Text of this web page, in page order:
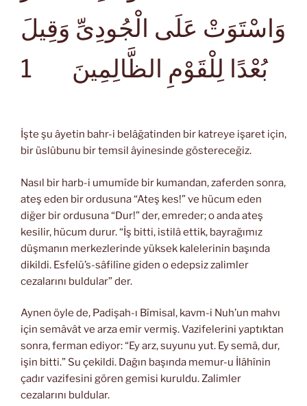
وَاسْتَوَتْ عَلَى الْجُودِىِّ وَقِيلَ
بُعْدًا لِلْقَوْمِ الظَّالِمِينَ
1
İşte şu âyetin bahr-i belâğatinden bir katreye işaret için,
bir üslûbunu bir temsil âyinesinde göstereceğiz.
Nasıl bir harb-i umumîde bir kumandan, zaferden sonra,
ateş eden bir ordusuna “Ateş kes!” ve hücum eden
diğer bir ordusuna “Dur!” der, emreder; o anda ateş
kesilir, hücum durur. “İş bitti, istilâ ettik, bayrağımız
düşmanın merkezlerinde yüksek kalelerinin başında
dikildi. Esfelü’s-sâfilîne giden o edepsiz zalimler
cezalarını buldular” der.
Aynen öyle de, Padişah-ı Bîmisal, kavm-i Nuh’un mahvı
için semâvât ve arza emir vermiş. Vazifelerini yaptıktan
sonra, ferman ediyor: “Ey arz, suyunu yut. Ey semâ, dur,
işin bitti.” Su çekildi. Dağın başında memur-u İlâhînin
çadır vazifesini gören gemisi kuruldu. Zalimler
cezalarını buldular.